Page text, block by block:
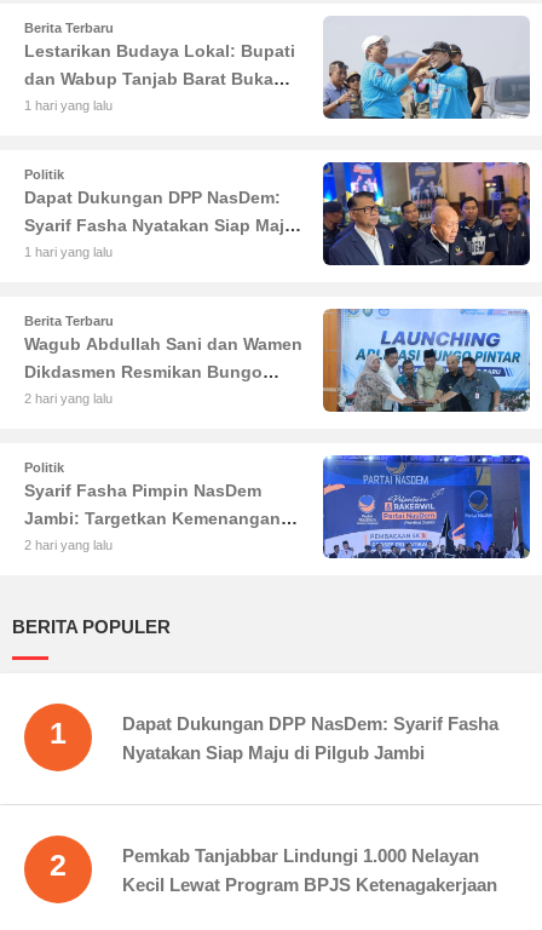
Berita Terbaru
Lestarikan Budaya Lokal: Bupati
dan Wabup Tanjab Barat Buka
Lomba Sauk'an Layangan
1 hari yang lalu
Politik
Dapat Dukungan DPP NasDem:
Syarif Fasha Nyatakan Siap Maju
di Pilgub Jambi
1 hari yang lalu
Berita Terbaru
Wagub Abdullah Sani dan Wamen
Dikdasmen Resmikan Bungo
Pintar: Dorong Digitalisasi
2 hari yang lalu
Politik
Syarif Fasha Pimpin NasDem
Jambi: Targetkan Kemenangan
Besar di Pemilu 2029
2 hari yang lalu
BERITA POPULER
1
Dapat Dukungan DPP NasDem: Syarif Fasha
Nyatakan Siap Maju di Pilgub Jambi
2
Pemkab Tanjabbar Lindungi 1.000 Nelayan
Kecil Lewat Program BPJS Ketenagakerjaan